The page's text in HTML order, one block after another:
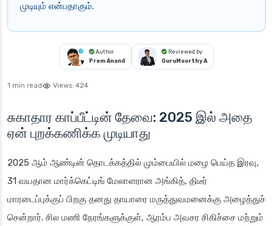
முடியும் என்பதாகும்.
Author
Prem Anand
Reviewed by
GuruMoorthy A
1 min read Views: 424
சுகாதார காப்பீட்டின் தேவை: 2025 இல் அதை
ஏன் புறக்கணிக்க முடியாது
2025 ஆம் ஆண்டின் தொடக்கத்தில் மும்பையில் மழை பெய்த இரவு,
31 வயதான மார்க்கெட்டிங் மேலாளரான அங்கித், திடீர்
மாரடைப்புக்குப் பிறகு தனது தாயாரை மருத்துவமனைக்கு அழைத்துச்
சென்றார். சில மணி நேரங்களுக்குள், ஆரம்ப அவசர சிகிச்சை மற்றும்